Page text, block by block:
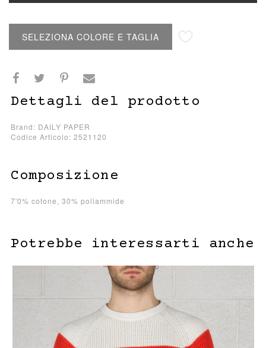
SELEZIONA COLORE E TAGLIA
Dettagli del prodotto
Brand: DAILY PAPER
Codice Articolo: 2521120
Composizione
7'0% cotone, 30% poliammide
Potrebbe interessarti anche